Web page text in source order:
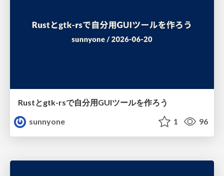
Rustとgtk-rsで自分用GUIツールを作ろう
sunnyone
1 96